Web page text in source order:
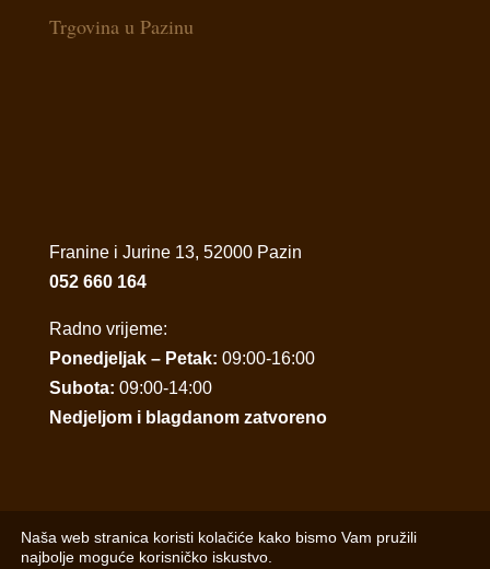
Trgovina u Pazinu
Franine i Jurine 13, 52000 Pazin
052 660 164
Radno vrijeme:
Ponedjeljak – Petak: 09:00-16:00
Subota: 09:00-14:00
Nedjeljom i blagdanom zatvoreno
Naša web stranica koristi kolačiće kako bismo Vam pružili
najbolje moguće korisničko iskustvo.